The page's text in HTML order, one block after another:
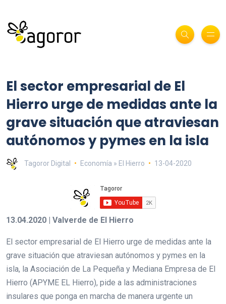
El sector empresarial de El
Hierro urge de medidas ante la
grave situación que atraviesan
autónomos y pymes en la isla
Tagoror Digital Economía » El Hierro 13-04-2020
13.04.2020 | Valverde de El Hierro
El sector empresarial de El Hierro urge de medidas ante la
grave situación que atraviesan autónomos y pymes en la
isla, la Asociación de La Pequeña y Mediana Empresa de El
Hierro (APYME EL Hierro), pide a las administraciones
insulares que ponga en marcha de manera urgente un